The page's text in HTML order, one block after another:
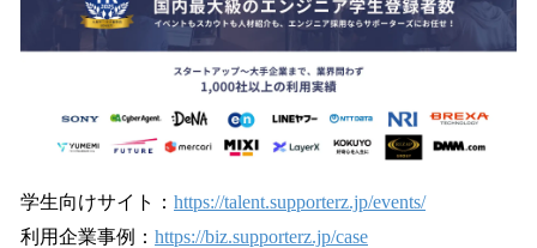
学生向けサイト： https://talent.supporterz.jp/events/
利用企業事例： https://biz.supporterz.jp/case